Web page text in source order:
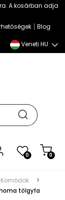
A kosárban adja
| Blog
Veneti HU
0 0
Komódok
tölgyfa